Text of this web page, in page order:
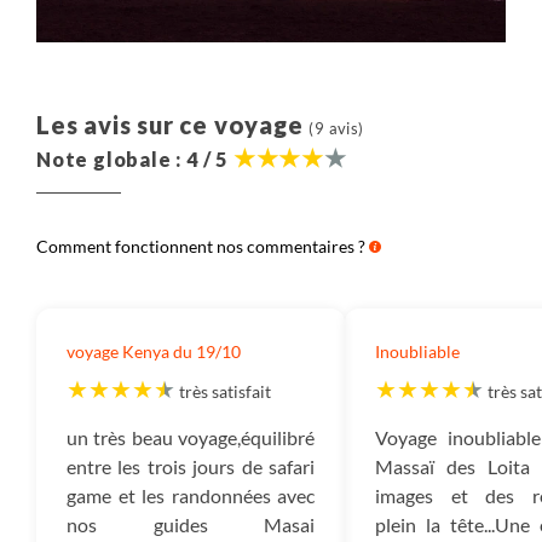
Les avis sur ce voyage (9 avis)
Note globale : 4 / 5
Comment fonctionnent nos commentaires ?
voyage Kenya du 19/10
très satisfait
un très beau voyage,équilibré
entre les trois jours de safari
game et les randonnées avec
nos guides Masai
Inoubliable
très
Voyage
Massaï des Loita
images et des
plein la tête...Une